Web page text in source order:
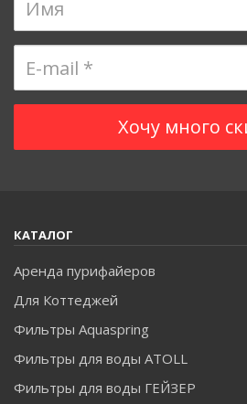
КАТАЛОГ
Аренда пурифайеров
Для Коттеджей
Фильтры Aquaspring
Фильтры для воды ATOLL
Фильтры для воды ГЕЙЗЕР